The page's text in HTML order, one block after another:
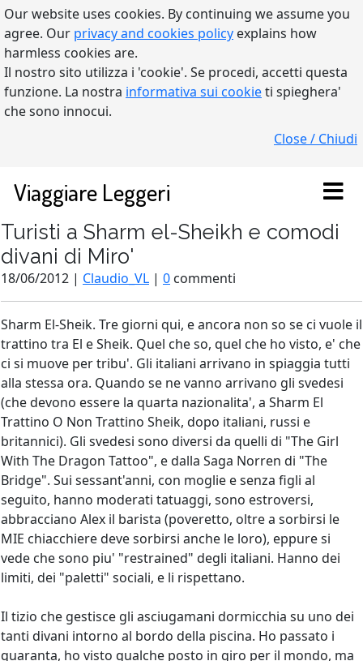
Our website uses cookies. By continuing we assume you
agree. Our privacy and cookies policy explains how
harmless cookies are.
Il nostro sito utilizza i 'cookie'. Se procedi, accetti questa
funzione. La nostra informativa sui cookieti spieghera'
che sono innocui.
Close / Chiudi
Viaggiare Leggeri
Turisti a Sharm el-Sheikh e comodi
divani di Miro'
18/06/2012 | Claudio_VL | 0 commenti
Sharm El-Sheik. Tre giorni qui, e ancora non so se ci vuole il
trattino tra El e Sheik. Quel che so, quel che ho visto, e' che
ci si muove per tribu'. Gli italiani arrivano in spiaggia tutti
alla stessa ora. Quando se ne vanno arrivano gli svedesi
(che devono essere la quarta nazionalita', a Sharm El
Trattino O Non Trattino Sheik, dopo italiani, russi e
britannici). Gli svedesi sono diversi da quelli di "The Girl
With The Dragon Tattoo", e dalla Saga Norren di "The
Bridge". Sui sessant'anni, con moglie e senza figli al
seguito, hanno moderati tatuaggi, sono estroversi,
abbracciano Alex il barista (poveretto, oltre a sorbirsi le
MIE chiacchiere deve sorbirsi anche le loro), eppure si
vede che sono piu' "restrained" degli italiani. Hanno dei
limiti, dei "paletti" sociali, e li rispettano.
Il tizio che gestisce gli asciugamani dormicchia su uno dei
tanti divani intorno al bordo della piscina. Ho passato i
quaranta, ho visto qualche posto in giro per il mondo, ma